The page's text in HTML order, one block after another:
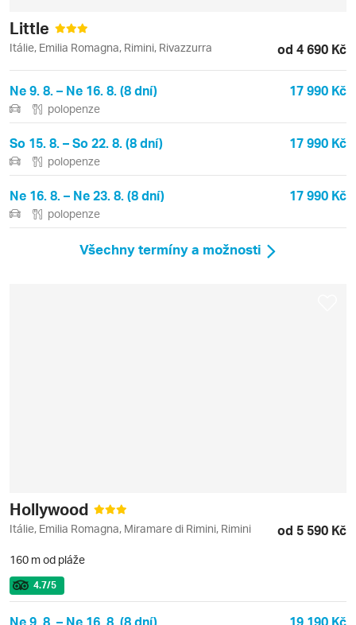
Little
Itálie, Emilia Romagna, Rimini, Rivazzurra od 4 690 Kč
Ne 9. 8. – Ne 16. 8. (8 dní) 17 990 Kč
polopenze
So 15. 8. – So 22. 8. (8 dní) 17 990 Kč
polopenze
Ne 16. 8. – Ne 23. 8. (8 dní) 17 990 Kč
polopenze
Všechny termíny a možnosti
Hollywood
Itálie, Emilia Romagna, Miramare di Rimini, Rimini od 5 590 Kč
160 m od pláže
4.7/5
Ne 9. 8. – Ne 16. 8. (8 dní) 19 190 Kč